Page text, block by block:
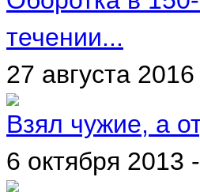
течении...
27 августа
Взял чужие, а
6 октября 2013 -